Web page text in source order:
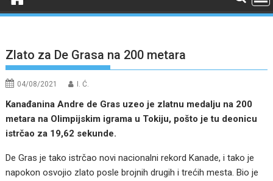
Zlato za De Grasa na 200 metara
04/08/2021 I. Ć.
Kanađanina Andre de Gras uzeo je zlatnu medalju na 200
metara na Olimpijskim igrama u Tokiju, pošto je tu deonicu
istrčao za 19,62 sekunde.
De Gras je tako istrčao novi nacionalni rekord Kanade, i tako je
napokon osvojio zlato posle brojnih drugih i trećih mesta. Bio je